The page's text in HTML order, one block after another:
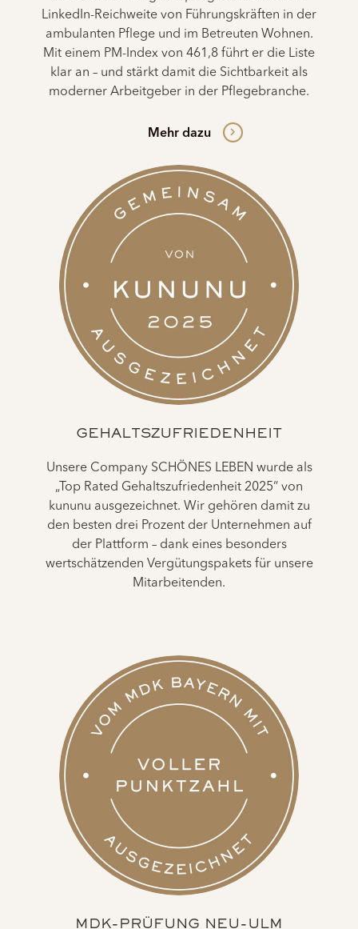
LinkedIn-Reichweite von Führungskräften in der
ambulanten Pflege und im Betreuten Wohnen.
Mit einem PM-Index von 461,8 führt er die Liste
klar an – und stärkt damit die Sichtbarkeit als
moderner Arbeitgeber in der Pflegebranche.
Mehr dazu
GEHALTSZUFRIEDENHEIT
Unsere Company SCHÖNES LEBEN wurde als
„Top Rated Gehaltszufriedenheit 2025“ von
kununu ausgezeichnet. Wir gehören damit zu
den besten drei Prozent der Unternehmen auf
der Plattform – dank eines besonders
wertschätzenden Vergütungspakets für unsere
Mitarbeitenden.
MDK-PRÜFUNG NEU-ULM